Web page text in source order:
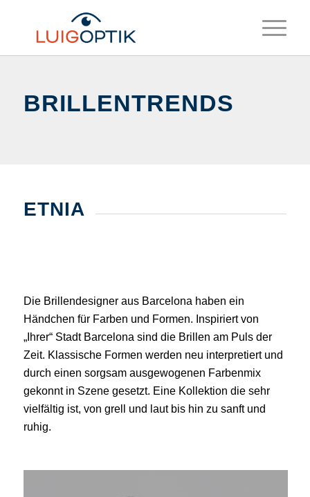
BRILLENTRENDS
ETNIA
Die Brillendesigner aus Barcelona haben ein
Händchen für Farben und Formen. Inspiriert von
„Ihrer“ Stadt Barcelona sind die Brillen am Puls der
Zeit. Klassische Formen werden neu interpretiert und
durch einen sorgsam ausgewogenen Farbenmix
gekonnt in Szene gesetzt. Eine Kollektion die sehr
vielfältig ist, von grell und laut bis hin zu sanft und
ruhig.